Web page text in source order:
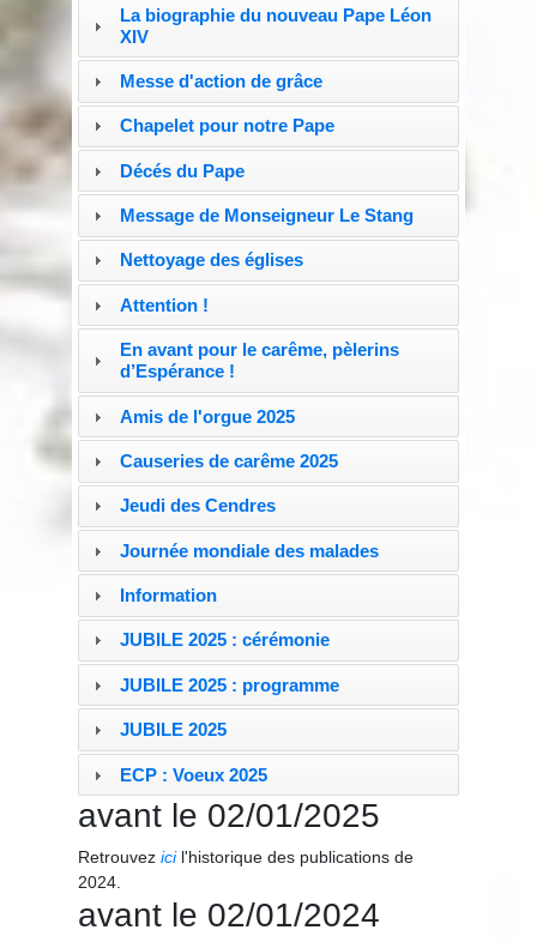
La biographie du nouveau Pape Léon
XIV
Messe d'action de grâce
Chapelet pour notre Pape
Décés du Pape
Message de Monseigneur Le Stang
Nettoyage des églises
Attention !
En avant pour le carême, pèlerins
d’Espérance !
Amis de l'orgue 2025
Causeries de carême 2025
Jeudi des Cendres
Journée mondiale des malades
Information
JUBILE 2025 : cérémonie
JUBILE 2025 : programme
JUBILE 2025
ECP : Voeux 2025
avant le 02/01/2025
Retrouvez icil'historique des publications de
2024.
avant le 02/01/2024